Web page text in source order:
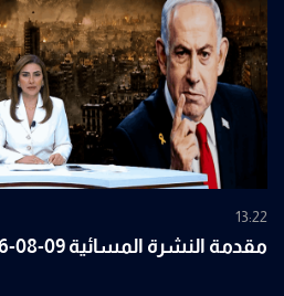
13:22
مقدمة النشرة المسائية 09-08-2026